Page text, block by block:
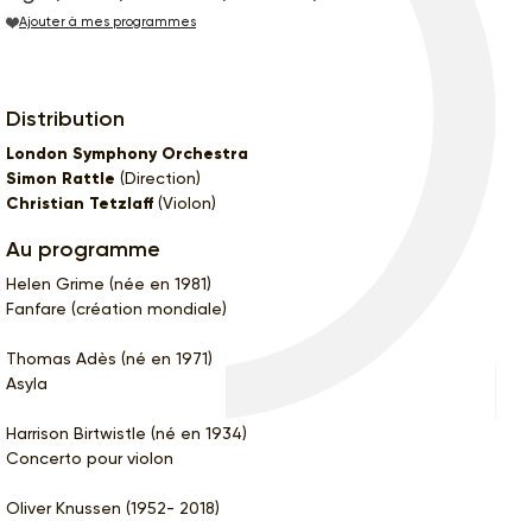
Ajouter à mes programmes
Distribution
London Symphony Orchestra
Simon Rattle (Direction)
Christian Tetzlaff (Violon)
Au programme
Helen Grime (née en 1981)
Fanfare (création mondiale)
Thomas Adès (né en 1971)
Asyla
Harrison Birtwistle (né en 1934)
Concerto pour violon
Oliver Knussen (1952- 2018)